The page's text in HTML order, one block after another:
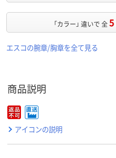
「カラー」 違いで 全5
エスコの腕章/胸章を全て見る
商品説明
アイコンの説明